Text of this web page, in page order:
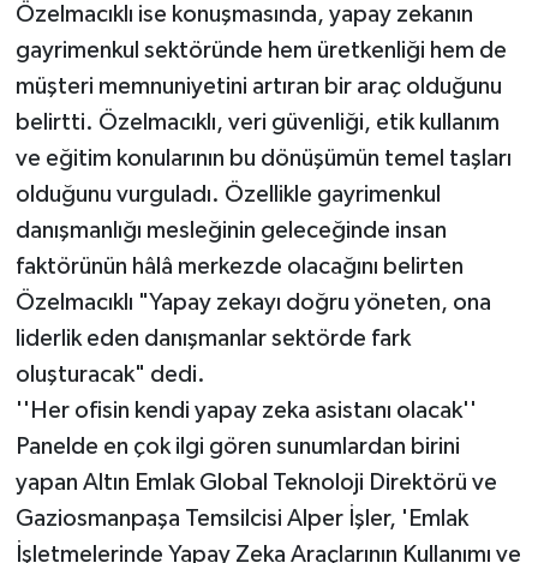
Özelmacıklı ise konuşmasında, yapay zekanın
gayrimenkul sektöründe hem üretkenliği hem de
müşteri memnuniyetini artıran bir araç olduğunu
belirtti. Özelmacıklı, veri güvenliği, etik kullanım
ve eğitim konularının bu dönüşümün temel taşları
olduğunu vurguladı. Özellikle gayrimenkul
danışmanlığı mesleğinin geleceğinde insan
faktörünün hâlâ merkezde olacağını belirten
Özelmacıklı "Yapay zekayı doğru yöneten, ona
liderlik eden danışmanlar sektörde fark
oluşturacak" dedi.
''Her ofisin kendi yapay zeka asistanı olacak''
Panelde en çok ilgi gören sunumlardan birini
yapan Altın Emlak Global Teknoloji Direktörü ve
Gaziosmanpaşa Temsilcisi Alper İşler, 'Emlak
İşletmelerinde Yapay Zeka Araçlarının Kullanımı ve